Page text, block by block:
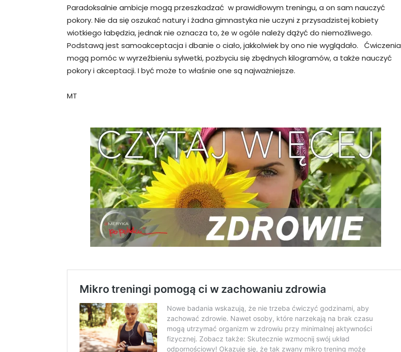
Paradoksalnie ambicje mogą przeszkadzać w prawidłowym treningu, a on sam nauczyć
pokory. Nie da się oszukać natury i żadna gimnastyka nie uczyni z przysadzistej kobiety
wiotkiego łabędzia, jednak nie oznacza to, że w ogóle należy dążyć do niemożliwego.
Podstawą jest samoakceptacja i dbanie o ciało, jakkolwiek by ono nie wyglądało. Ćwiczenia
mogą pomóc w wyrzeźbieniu sylwetki, pozbyciu się zbędnych kilogramów, a także nauczyć
pokory i akceptacji. I być może to właśnie one są najważniejsze.
MT